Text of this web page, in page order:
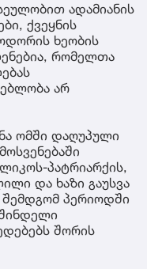
ადამიანის
ქვეყნის
ხეობის
რომელთა
არ
ომში დაღუპული
პატრიარქის,
და ხაზი გაუსვა
პერიოდში
შორის